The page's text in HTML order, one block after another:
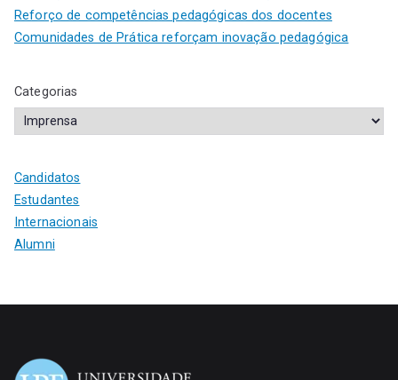
Reforço de competências pedagógicas dos docentes
Comunidades de Prática reforçam inovação pedagógica
Categorias
Candidatos
Estudantes
Internacionais
Alumni